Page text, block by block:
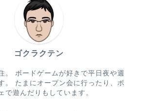
ゴクラクテン
。 ボードゲームが好きで平日夜や週
。 たまにオープン会に行ったり、ボ
で遊んだりもしています。